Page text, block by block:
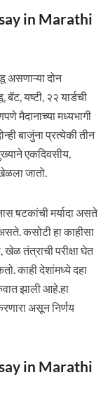
in Marathi
दोन
यष्टी, २२ यार्डची
मैदानाच्या मध्यभागी
बाजुंना प्रत्येकी तीन
एकदिवसीय,
जातो.
षटकांची मर्यादा असते
कसोटी हा काहीसा
तंत्राची परीक्षा घेत
काही देशांमध्ये दहा
झाली आहे.हा
असून निर्णय
in Marathi